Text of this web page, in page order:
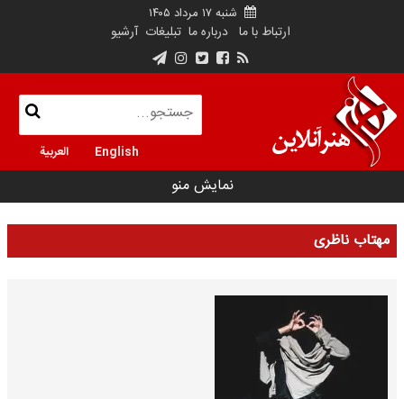
شنبه ۱۷ مرداد ۱۴۰۵
ارتباط با ما درباره ما تبلیغات آرشیو
English العربية
نمایش منو
مهتاب ناظری